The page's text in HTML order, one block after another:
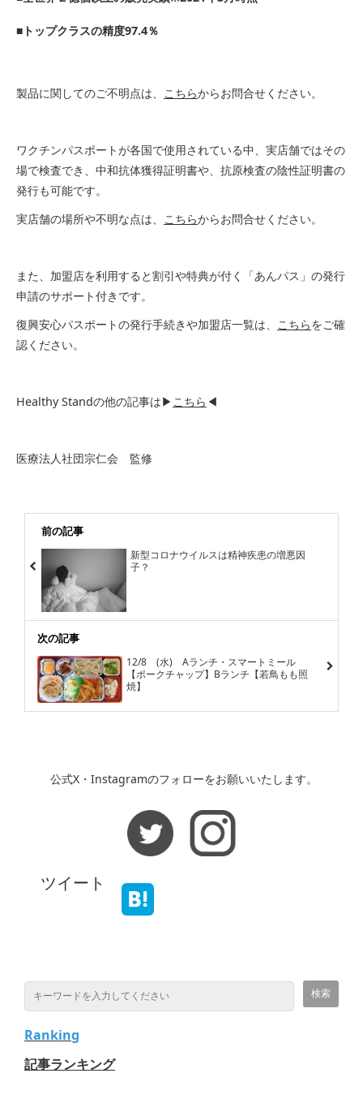
■トップクラスの精度97.4％
製品に関してのご不明点は、 こちらからお問合せください。
ワクチンパスポートが各国で使用されている中、実店舗ではその
場で検査でき、中和抗体獲得証明書や、抗原検査の陰性証明書の
発行も可能です。
実店舗の場所や不明な点は、
こちらからお問合せください。
また、加盟店を利用すると割引や特典が付く「あんパス」の発行
申請のサポート付きです。
復興安心パスポートの発行手続きや加盟店一覧は、
こちらをご確
認ください。
Healthy Standの他の記事は▶ こちら ◀
医療法人社団宗仁会 監修
前の記事
新型コロナウイルスは精神疾患の増悪因
子？
次の記事
12/8 (水) Aランチ・スマートミール
【ポークチャップ】Bランチ【若鳥もも照
焼】
公式X・Instagramのフォローをお願いいたします。
ツイート
Ranking
記事ランキング